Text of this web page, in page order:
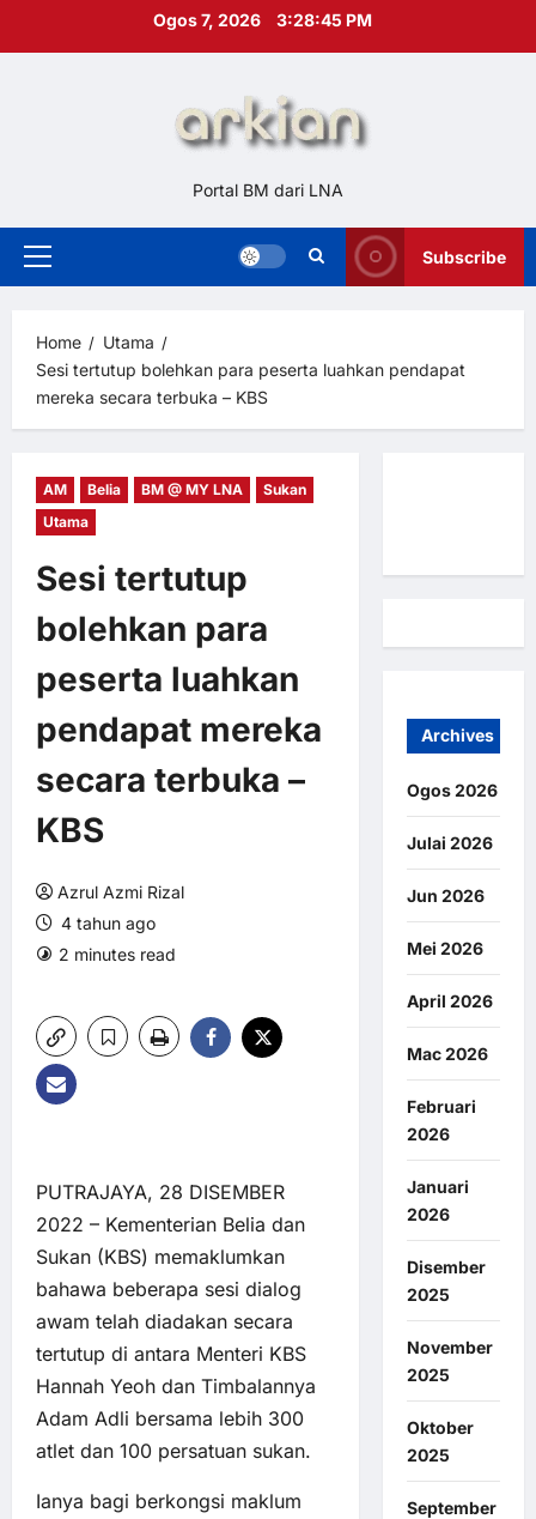
Ogos 7, 2026 3:28:46 PM
Portal BM dari LNA
Primary
Subscribe
Home
Utama
Sesi tertutup bolehkan para peserta luahkan pendapat
mereka secara terbuka – KBS
AM Belia BM @ MY LNA
Sukan
Utama
Sesi tertutup
bolehkan para
peserta luahkan
pendapat mereka
secara terbuka –
KBS
Azrul Azmi Rizal
4 tahun ago
2 minutes read
PUTRAJAYA, 28 DISEMBER
2022 – Kementerian Belia dan
Sukan (KBS) memaklumkan
bahawa beberapa sesi dialog
awam telah diadakan secara
tertutup di antara Menteri KBS
Hannah Yeoh dan Timbalannya
Adam Adli bersama lebih 300
atlet dan 100 persatuan sukan.
Ianya bagi berkongsi maklum
Archives
Ogos 2026
Julai 2026
Jun 2026
Mei 2026
April 2026
Mac 2026
Februari
2026
Januari
2026
Disember
2025
November
2025
Oktober
2025
September